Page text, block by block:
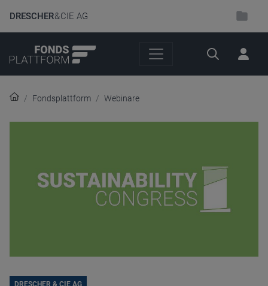
DRESCHER& CIE AG
Suche
Fondsplattform Webinare
DRESCHER & CIE AG